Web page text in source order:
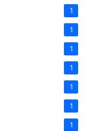
1
1
1
1
1
1
1